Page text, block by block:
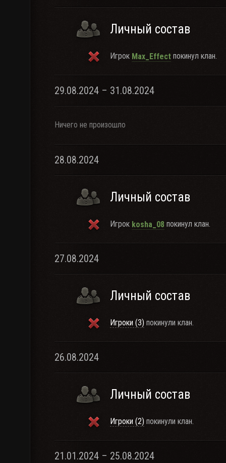
Личный состав
Игрок Max_Effect покинул клан.
29.08.2024 – 31.08.2024
Ничего не произошло
28.08.2024
Личный состав
Игрок kosha_08 покинул клан.
27.08.2024
Личный состав
Игроки (3) покинули клан.
26.08.2024
Личный состав
Игроки (2) покинули клан.
21.01.2024 – 25.08.2024